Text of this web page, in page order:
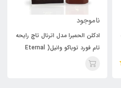
ناموجود
ادکلن الحمبرا مدل اترنال تاچ رایحه
تام فورد توباکو وانیل( Eternal